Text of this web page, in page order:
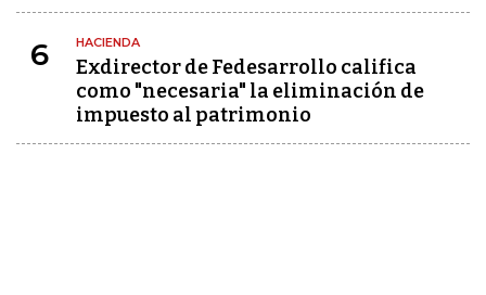
6 HACIENDA
Exdirector de Fedesarrollo califica
como "necesaria" la eliminación de
impuesto al patrimonio